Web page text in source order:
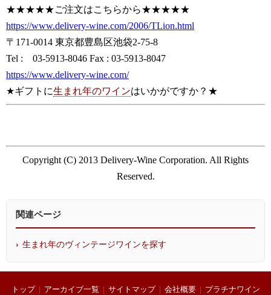
★★★★★ご注文はこちらから★★★★★
https://www.delivery-wine.com/2006/TLion.html
〒171-0014 東京都豊島区池袋2-75-8
Tel : 03-5913-8046 Fax : 03-5913-8047
https://www.delivery-wine.com/
★ギフトに生まれ年のワインはいかがですか？★
Copyright (C) 2013 Delivery-Wine Corporation. All Rights
Reserved.
関連ページ
生まれ年のヴィンテージワインを探す
トップ | アーカイブ一覧 | サイトマップ | 会社概要 | プラチナワイン